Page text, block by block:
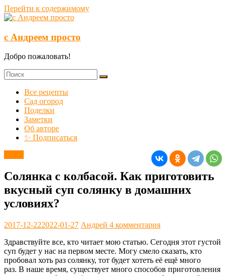
Перейти к содержимому
с Андреем просто
Добро пожаловать!
Все рецепты
Сад огород
Поделки
Заметки
Об авторе
✨ Подписаться
Солянка с колбасой. Как приготовить
вкусный суп солянку в домашних
условиях?
2017-12-222022-01-27 Андрей 4 комментария
Здравствуйте все, кто читает мою статью. Сегодня этот густой
суп будет у нас на первом месте. Могу смело сказать, кто
пробовал хоть раз солянку, тот будет хотеть её ещё много
раз. В наше время, существует много способов приготовления